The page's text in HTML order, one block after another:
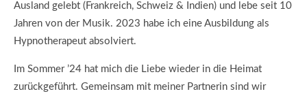
Ausland gelebt (Frankreich, Schweiz & Indien) und lebe seit 10
Jahren von der Musik. 2023 habe ich eine Ausbildung als
Hypnotherapeut absolviert.
Im Sommer ’24 hat mich die Liebe wieder in die Heimat
zurückgeführt. Gemeinsam mit meiner Partnerin sind wir